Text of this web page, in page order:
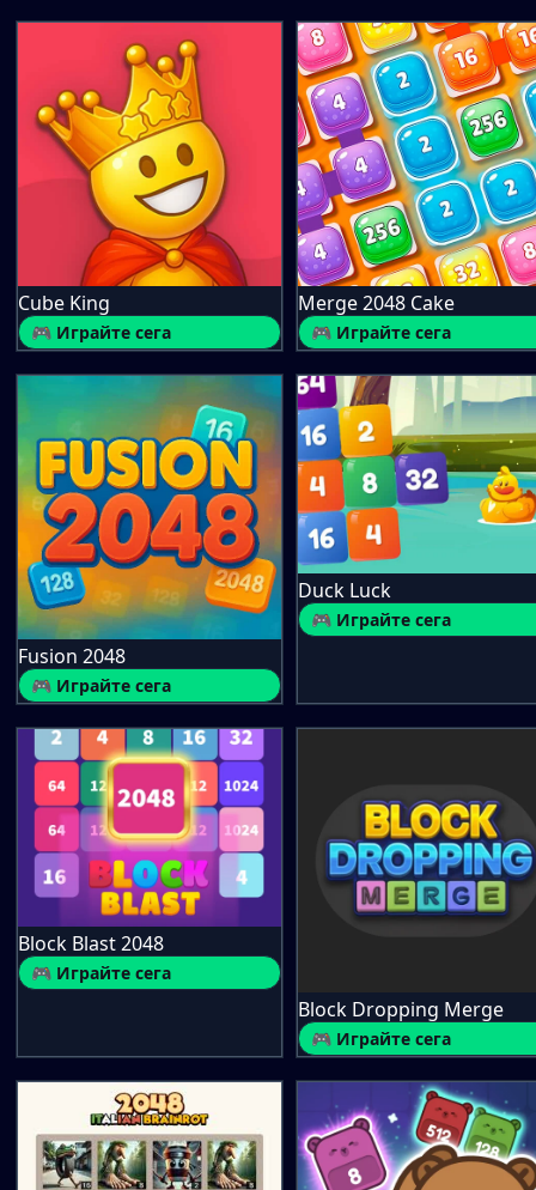
Cube King
🎮 Играйте сега
Merge 2048 Cake
🎮 Играйте сега
Fusion 2048
🎮 Играйте сега
Duck Luck
🎮 Играйте сега
Block Blast 2048
🎮 Играйте сега
Block Dropping Merge
🎮 Играйте сега